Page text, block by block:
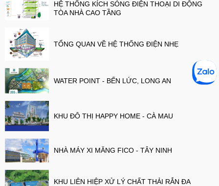
HỆ THỐNG KÍCH SÓNG ĐIỆN THOẠI DI ĐỘNG
TÒA NHÀ CAO TẦNG
TỔNG QUAN VỀ HỆ THỐNG ĐIỆN NHẸ
WATER POINT - BẾN LỨC, LONG AN
KHU ĐÔ THỊ HAPPY HOME - CÀ MAU
NHÀ MÁY XI MĂNG FICO - TÂY NINH
KHU LIÊN HIỆP XỬ LÝ CHẤT THẢI RẮN ĐA